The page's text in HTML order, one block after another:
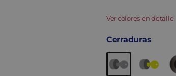
Ver colores en detalle
Cerraduras